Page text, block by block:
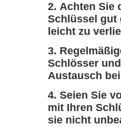
Achten Sie
Schlüssel gut
leicht zu
Schlösser
Austausch
Seien Sie
mit Ihren
sie nicht